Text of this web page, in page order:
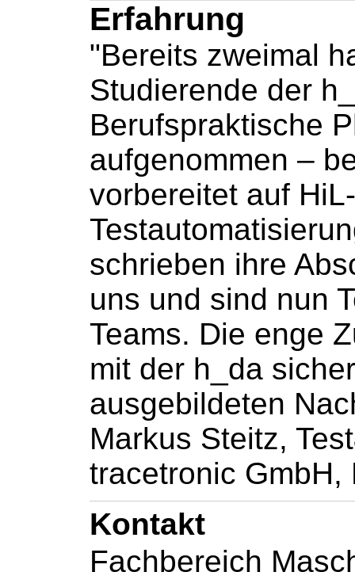
Erfahrung
"Bereits zweimal
Studierende der
Berufspraktische
aufgenommen –
vorbereitet auf
schrieben ihre
uns und sind nun
Teams. Die enge
mit der h_da
ausgebildeten
Markus Steitz,
tracetronic
Kontakt
Fachbereich